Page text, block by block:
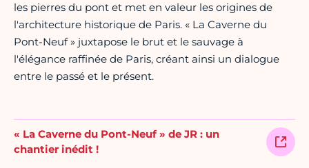
les pierres du pont et met en valeur les origines de
l'architecture historique de Paris. « La Caverne du
Pont-Neuf » juxtapose le brut et le sauvage à
l'élégance raffinée de Paris, créant ainsi un dialogue
entre le passé et le présent.
« La Caverne du Pont-Neuf » de JR : un
chantier inédit !